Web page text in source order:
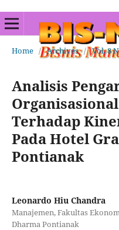
Home / Archives / Vol. 8
Analisis
Terhadap
Pada Hotel
Pontianak
Leonardo Hiu Chandra
Manajemen, Fakultas
Dharma Pontianak